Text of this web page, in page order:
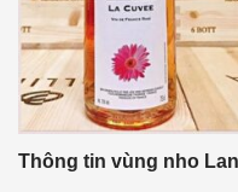
Thông tin vùng nho